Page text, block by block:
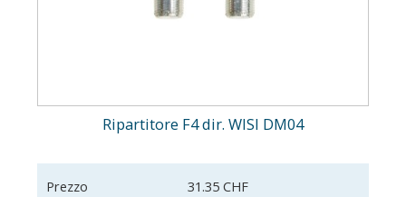
Ripartitore F4 dir. WISI DM04
Prezzo
31.35 CHF